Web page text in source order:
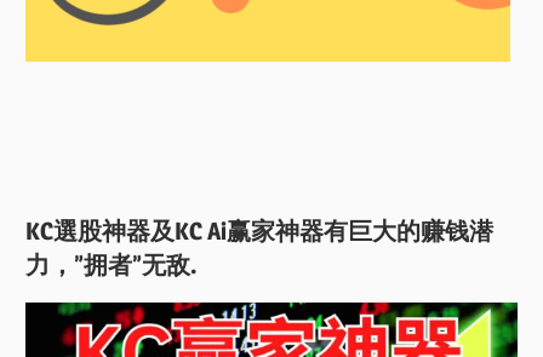
KC選股神器及KC Ai赢家神器有巨大的赚钱潜
力，”拥者”无敌.